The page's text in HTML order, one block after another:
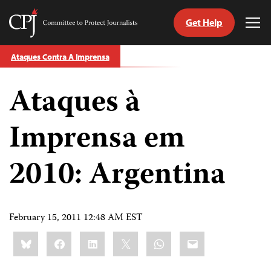
Skip
to
Committee
Protect
Journalists
Get Help
Ataques Contra A Imprensa
Ataques à
Imprensa em
2010: Argentina
February 15, 2011 12:48 AM EST
Share
this:BlueskyFacebookLinkedIn WhatsApp
Email